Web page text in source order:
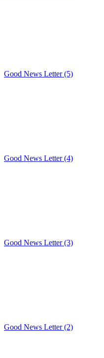
Good News Letter (5)
Good News Letter (4)
Good News Letter (3)
Good News Letter (2)